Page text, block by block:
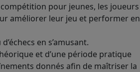
pour jeunes, les joueurs
améliorer leur jeu et performer en
en s’amusant.
et d’une période pratique
donnés afin de maîtriser la